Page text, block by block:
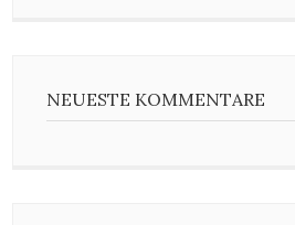
NEUESTE KOMMENTARE